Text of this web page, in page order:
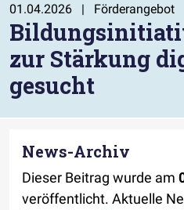
01.04.2026 | Förderangebot
zur Stärkung
gesucht
News-Archiv
Dieser Beitrag wurde am
veröffentlicht. Aktuelle